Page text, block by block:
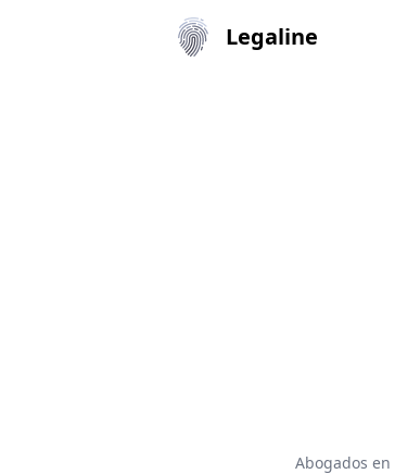
Legaline
Abogados en